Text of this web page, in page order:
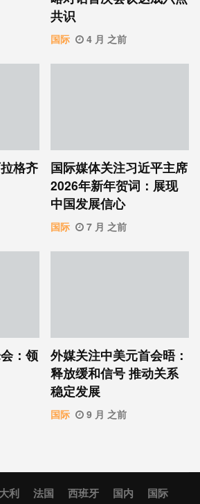
共识
国际 4 月 之前
格齐
国际媒体关注习近平主席
2026年新年贺词：展现
中国发展信心
国际 7 月 之前
：领
外媒关注中美元首会晤：
释放缓和信号 推动关系
稳定发展
国际 9 月 之前
利 法国 西班牙 国内
国际